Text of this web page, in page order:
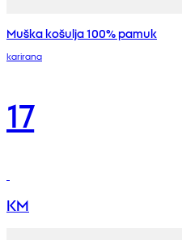
Muška košulja 100% pamuk
karirana
17
KM